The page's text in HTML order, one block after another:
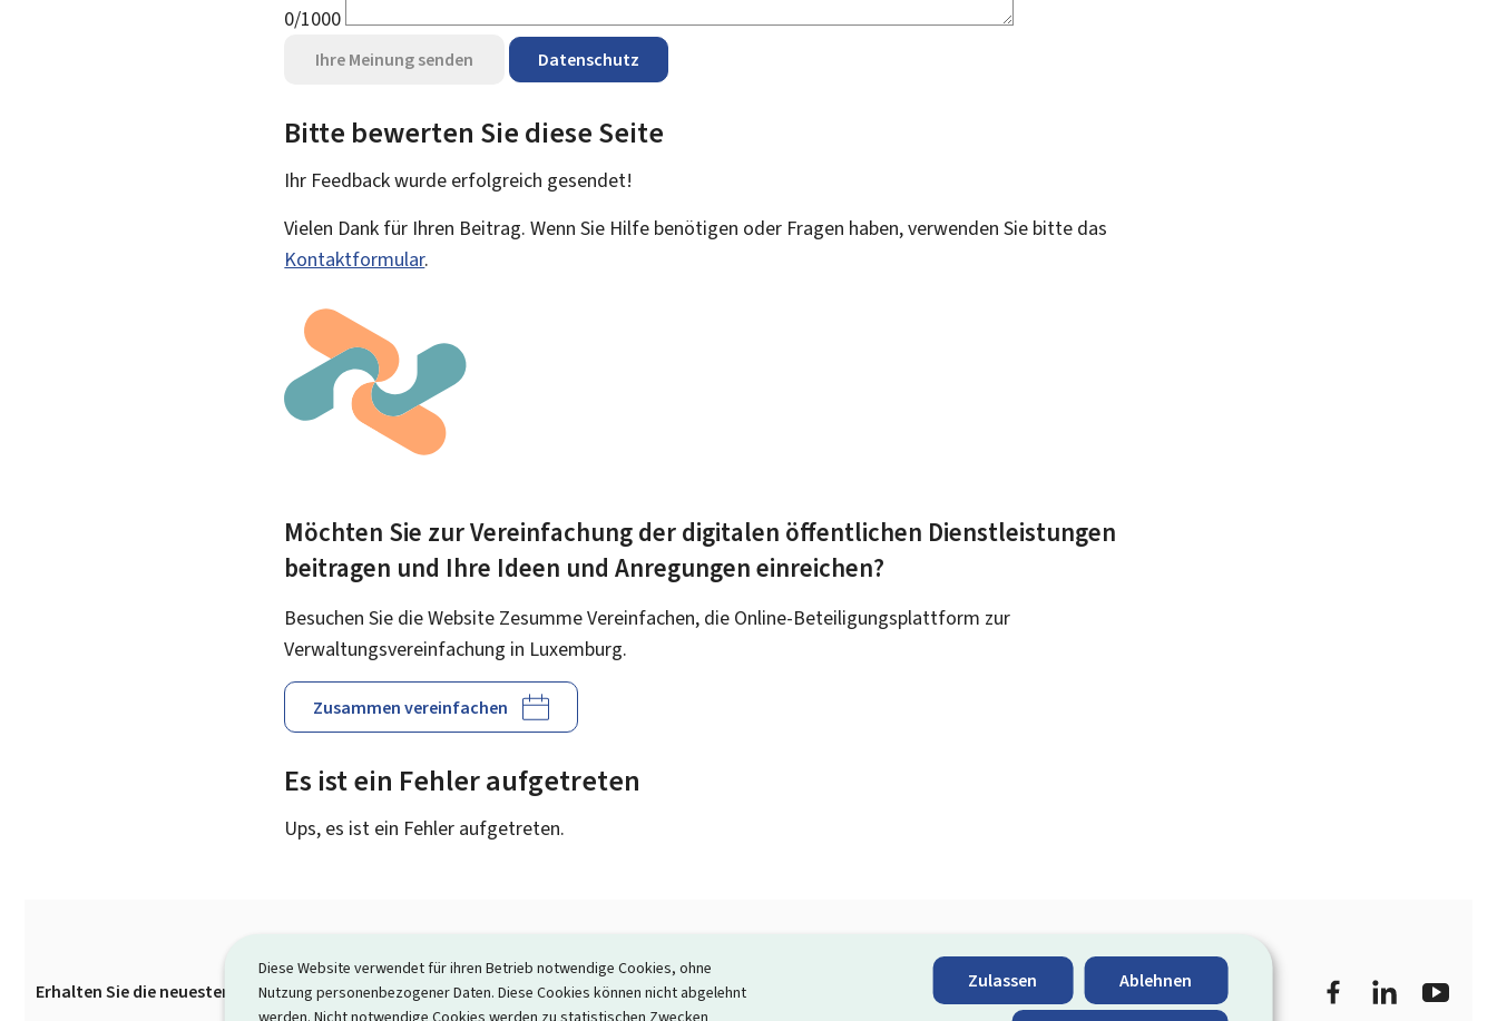
Diese Website verwendet für ihren Betrieb notwendige Cookies, ohne
Nutzung personenbezogener Daten. Diese Cookies können nicht abgelehnt
Zulassen Ablehnen
0/1000
Ihre Meinung senden Datenschutz
Bitte bewerten Sie diese Seite
Ihr Feedback wurde erfolgreich gesendet!
Vielen Dank für Ihren Beitrag. Wenn Sie Hilfe benötigen oder Fragen haben, verwenden Sie bitte das
Kontaktformular.
Möchten Sie zur Vereinfachung der digitalen öffentlichen Dienstleistungen
beitragen und Ihre Ideen und Anregungen einreichen?
Besuchen Sie die Website Zesumme Vereinfachen, die Online-Beteiligungsplattform zur
Verwaltungsvereinfachung in Luxemburg.
Zusammen vereinfachen
Es ist ein Fehler aufgetreten
Ups, es ist ein Fehler aufgetreten.
Erhalten Sie die neuesten Infos von Guichet.lu per E-Mail Den Newsletter abonnieren
FacebookLinkedIn